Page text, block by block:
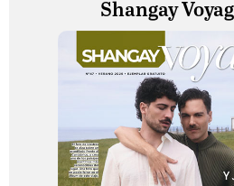
Shangay